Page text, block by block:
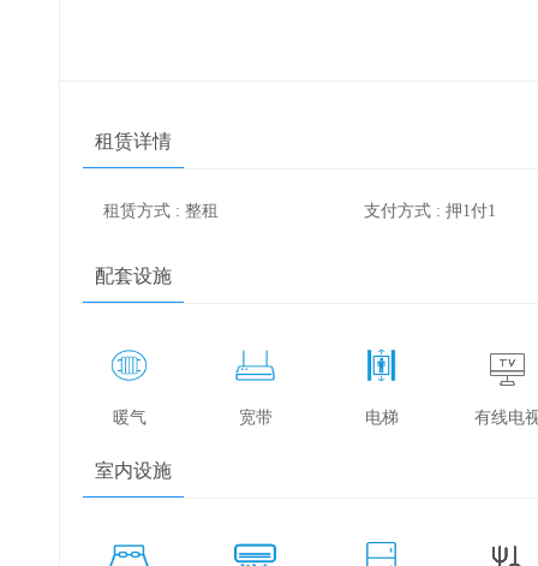
租赁详情
租赁方式 : 整租 支付方式 : 押1付1
配套设施
暖气 宽带 电梯 有线电
室内设施